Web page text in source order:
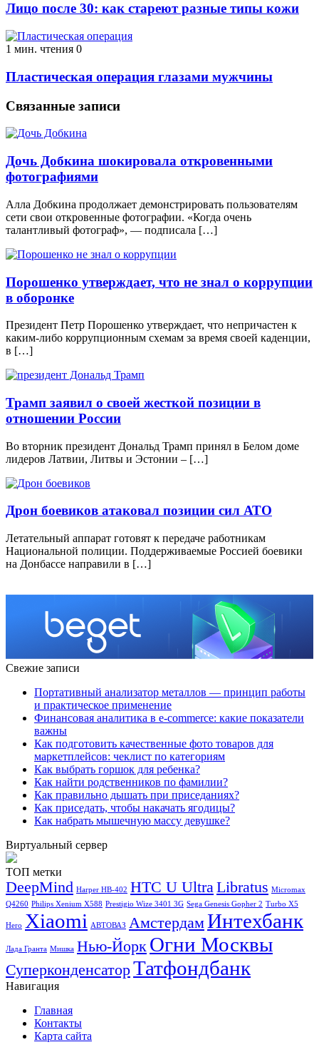
Лицо после 30: как стареют разные типы кожи
1 мин. чтения 0
Пластическая операция глазами мужчины
Связанные записи
Дочь Добкина шокировала откровенными
фотографиями
Алла Добкина продолжает демонстрировать пользователям
сети свои откровенные фотографии. «Когда очень
талантливый фотограф», — подписала […]
Порошенко утверждает, что не знал о коррупции
в оборонке
Президент Петр Порошенко утверждает, что непричастен к
каким-либо коррупционным схемам за время своей каденции,
в […]
Трамп заявил о своей жесткой позиции в
отношении России
Во вторник президент Дональд Трамп принял в Белом доме
лидеров Латвии, Литвы и Эстонии – […]
Дрон боевиков атаковал позиции сил АТО
Летательный аппарат готовят к передаче работникам
Национальной полиции. Поддерживаемые Россией боевики
на Донбассе направили в […]
Свежие записи
Портативный анализатор металлов — принцип работы
и практическое применение
Финансовая аналитика в e-commerce: какие показатели
важны
Как подготовить качественные фото товаров для
маркетплейсов: чеклист по категориям
Как выбрать горшок для ребенка?
Как найти родственников по фамилии?
Как правильно дышать при приседаниях?
Как приседать, чтобы накачать ягодицы?
Как набрать мышечную массу девушке?
Виртуальный сервер
ТОП метки
DeepMind Harper HB-402 HTC U UltraLibratus Micromax
Q4260 Philips Xenium X588 Prestigio Wize 3401 3G Sega Genesis Gopher 2 Turbo X5
Hero Xiaomi АВТОВАЗ АмстердамИнтехбанк
Лада Гранта Мишка Нью-Йорк Огни Москвы
СуперконденсаторТатфондбанк
Навигация
Главная
Контакты
Карта сайта